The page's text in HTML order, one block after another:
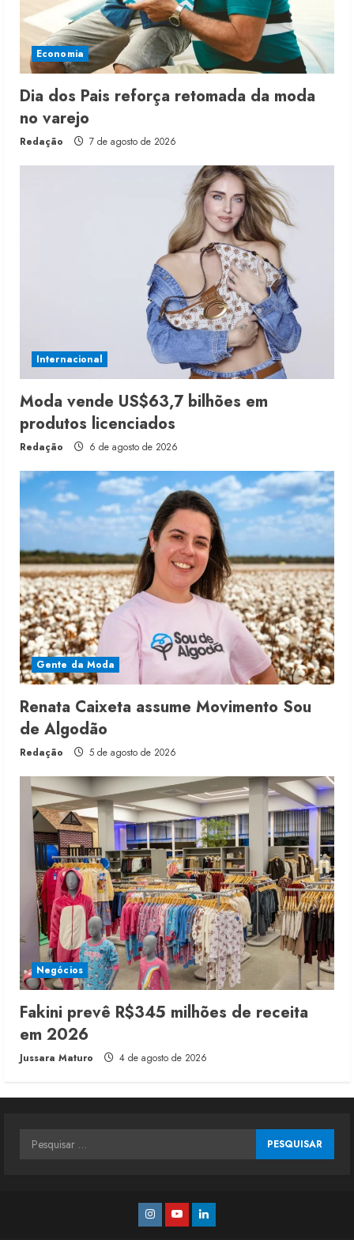
Economia
Dia dos Pais reforça retomada da moda
no varejo
Redação 7 de agosto de 2026
Internacional
Moda vende US$63,7 bilhões em
produtos licenciados
Redação 6 de agosto de 2026
Gente da Moda
Renata Caixeta assume Movimento Sou
de Algodão
Redação 5 de agosto de 2026
Negócios
Fakini prevê R$345 milhões de receita
em 2026
Jussara Maturo 4 de agosto de 2026
Pesquisar
Instagram
YoutubeLinkedin